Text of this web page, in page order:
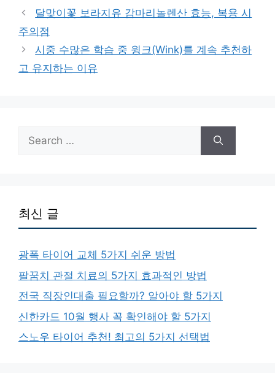
달맞이꽃 보라지유 감마리놀렌산 효능, 복용 시
주의점
시중 수많은 학습 중 윙크(Wink)를 계속 추천하
고 유지하는 이유
Search
for:
최신 글
광폭 타이어 교체 5가지 쉬운 방법
팔꿈치 관절 치료의 5가지 효과적인 방법
전국 직장인대출 필요할까? 알아야 할 5가지
신한카드 10월 행사 꼭 확인해야 할 5가지
스노우 타이어 추천! 최고의 5가지 선택법